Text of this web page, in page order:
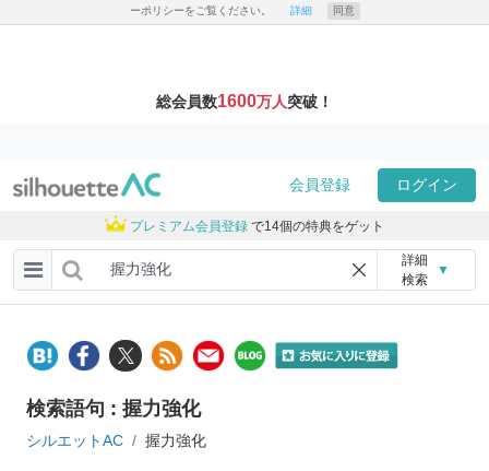
ーポリシーをご覧ください。 詳細 同意
総会員数1600万人突破！
会員登録 ログイン
プレミアム会員登録 で14個の特典をゲット
詳細
検索
▼
検索語句 : 握力強化
シルエットAC 握力強化